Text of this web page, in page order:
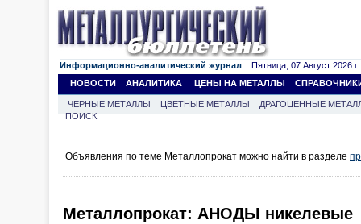
Информационно-аналитический журнал Пятница, 07 Август 2026 г.
НОВОСТИ
АНАЛИТИКА ЦЕНЫ НА МЕТАЛЛЫ
ЧЕРНЫЕ МЕТАЛЛЫ ЦВЕТНЫЕ МЕТАЛЛЫ
ДРАГОЦЕННЫЕ
ПОИСК
Объявления по теме Металлопрокат можно найти в разделе
Металлопрокат: АНОДЫ никелевые